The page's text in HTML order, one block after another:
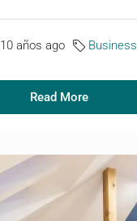
10 años ago Business
Read More